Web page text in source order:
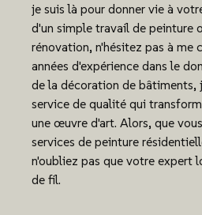
je suis là pour donner vie à
d'un simple travail de peinture
rénovation, n'hésitez pas à me
années d'expérience dans le
de la décoration de bâtiments,
service de qualité qui
une œuvre d'art. Alors, que
services de peinture
n'oubliez pas que votre expert
de fil.